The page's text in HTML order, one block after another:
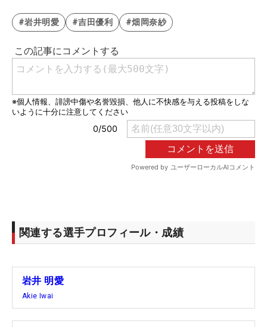
#岩井明愛 #吉田優利 #畑岡奈紗
関連する選手プロフィール・成績
岩井 明愛
Akie Iwai